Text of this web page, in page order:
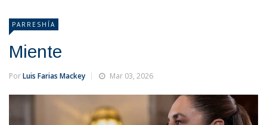
PARRESHÍA
Miente
PorLuis Farias Mackey Mar 03, 2026